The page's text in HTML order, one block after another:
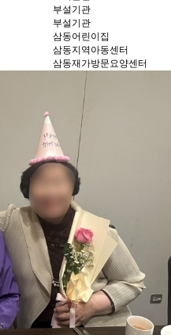
부설기관
부설기관
삼동어린이집
삼동지역아동센터
삼동재가방문요양센터